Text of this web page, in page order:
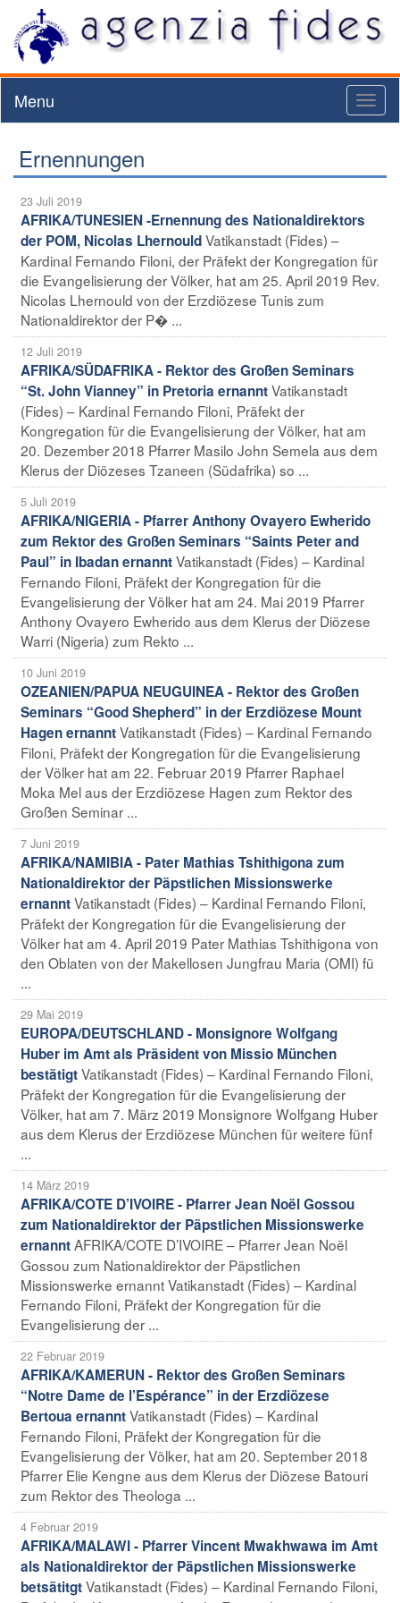
Menu
Ernennungen
23 Juli 2019
AFRIKA/TUNESIEN -Ernennung des Nationaldirektors
der POM, Nicolas LhernouldVatikanstadt (Fides) –
Kardinal Fernando Filoni, der Präfekt der Kongregation für
die Evangelisierung der Völker, hat am 25. April 2019 Rev.
Nicolas Lhernould von der Erzdiözese Tunis zum
Nationaldirektor der P� ...
12 Juli 2019
AFRIKA/SÜDAFRIKA - Rektor des Großen Seminars
“St. John Vianney” in Pretoria ernanntVatikanstadt
(Fides) – Kardinal Fernando Filoni, Präfekt der
Kongregation für die Evangelisierung der Völker, hat am
20. Dezember 2018 Pfarrer Masilo John Semela aus dem
Klerus der Diözeses Tzaneen (Südafrika) so ...
5 Juli 2019
AFRIKA/NIGERIA - Pfarrer Anthony Ovayero Ewherido
zum Rektor des Großen Seminars “Saints Peter and
Paul” in Ibadan ernanntVatikanstadt (Fides) – Kardinal
Fernando Filoni, Präfekt der Kongregation für die
Evangelisierung der Völker hat am 24. Mai 2019 Pfarrer
Anthony Ovayero Ewherido aus dem Klerus der Diözese
Warri (Nigeria) zum Rekto ...
10 Juni 2019
OZEANIEN/PAPUA NEUGUINEA - Rektor des Großen
Seminars “Good Shepherd” in der Erzdiözese Mount
Hagen ernanntVatikanstadt (Fides) – Kardinal Fernando
Filoni, Präfekt der Kongregation für die Evangelisierung
der Völker hat am 22. Februar 2019 Pfarrer Raphael
Moka Mel aus der Erzdiözese Hagen zum Rektor des
Großen Seminar ...
7 Juni 2019
AFRIKA/NAMIBIA - Pater Mathias Tshithigona zum
Nationaldirektor der Päpstlichen Missionswerke
ernanntVatikanstadt (Fides) – Kardinal Fernando Filoni,
Präfekt der Kongregation für die Evangelisierung der
Völker hat am 4. April 2019 Pater Mathias Tshithigona von
den Oblaten von der Makellosen Jungfrau Maria (OMI) fü
...
29 Mai 2019
EUROPA/DEUTSCHLAND - Monsignore Wolfgang
Huber im Amt als Präsident von Missio München
bestätigtVatikanstadt (Fides) – Kardinal Fernando Filoni,
Präfekt der Kongregation für die Evangelisierung der
Völker, hat am 7. März 2019 Monsignore Wolfgang Huber
aus dem Klerus der Erzdiözese München für weitere fünf
...
14 März 2019
AFRIKA/COTE D’IVOIRE - Pfarrer Jean Noël Gossou
zum Nationaldirektor der Päpstlichen Missionswerke
ernanntAFRIKA/COTE D’IVOIRE – Pfarrer Jean Noël
Gossou zum Nationaldirektor der Päpstlichen
Missionswerke ernannt Vatikanstadt (Fides) – Kardinal
Fernando Filoni, Präfekt der Kongregation für die
Evangelisierung der ...
22 Februar 2019
AFRIKA/KAMERUN - Rektor des Großen Seminars
“Notre Dame de l’Espérance” in der Erzdiözese
Bertoua ernanntVatikanstadt (Fides) – Kardinal
Fernando Filoni, Präfekt der Kongregation für die
Evangelisierung der Völker, hat am 20. September 2018
Pfarrer Elie Kengne aus dem Klerus der Diözese Batouri
zum Rektor des Theologa ...
4 Februar 2019
AFRIKA/MALAWI - Pfarrer Vincent Mwakhwawa im Amt
als Nationaldirektor der Päpstlichen Missionswerke
betsätitgtVatikanstadt (Fides) – Kardinal Fernando Filoni,